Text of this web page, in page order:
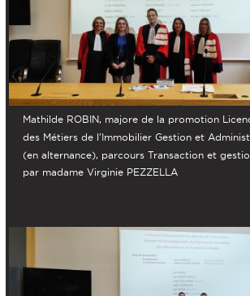
Mathilde ROBIN, majore de la promotion
des Métiers de l’Immobilier Gestion et
(en alternance), parcours Transaction et
par madame Virginie PEZZELLA